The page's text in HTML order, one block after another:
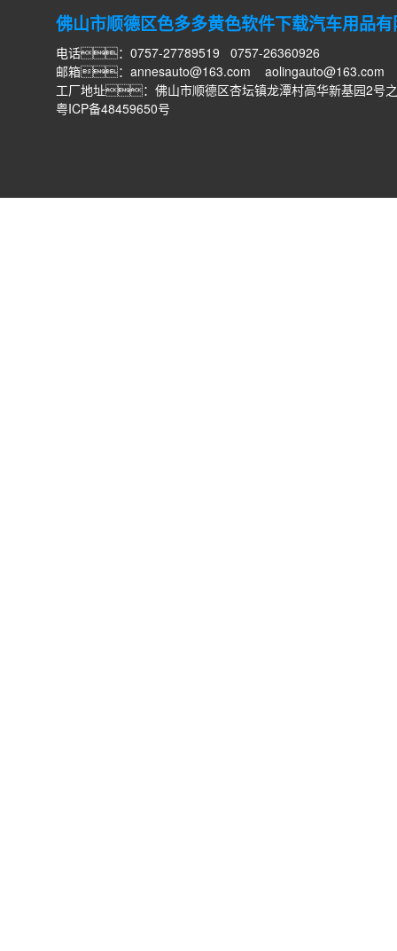
佛山市顺德区色多多黄色软件下载汽车用品
电话：0757-27789519 0757-26360926
邮箱： annesauto@163.com
aolingauto@163.com
工厂地址：佛山市顺德区杏坛镇龙潭村高华新基园2号
粤ICP备48459650号